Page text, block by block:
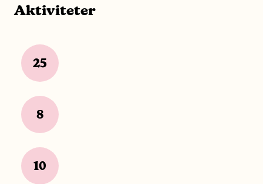
Aktiviteter
25
8
10